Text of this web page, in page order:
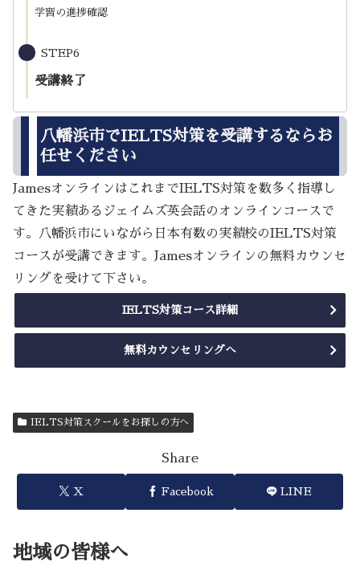
学習の進捗確認
STEP6
受講終了
八幡浜市でIELTS対策を受講するならお
任せください
JamesオンラインはこれまでIELTS対策を数多く指導し
てきた実績あるジェイムズ英会話のオンラインコースで
す。八幡浜市にいながら日本有数の実績校のIELTS対策
コースが受講できます。Jamesオンラインの無料カウンセ
リングを受けて下さい。
IELTS対策コース詳細
無料カウンセリングへ
IELTS対策スクールをお探しの方へ
Share
X Facebook LINE
地域の皆様へ